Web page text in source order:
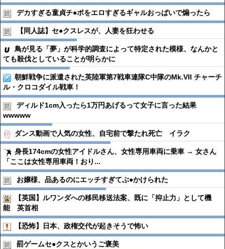
デカすぎる童貞チ●︎ポをエロすぎるギャルおっぱいで煽ったら
【同人誌】セ●︎クスレスが、人妻を狂わせる
鳥が見る「夢」が科学的調査によって特定された模様、なんかと
ても殺伐としていることが明らかに
朝鮮戦争に派遣された英陸軍第7戦車連隊C中隊のMk.VII チャーチ
ル・クロコダイル戦車！
ディルド1cm入ったら1万円あげるって女子に言った結果
wwwww
ダンス動画で人気の女性、自宅前で撃たれ死亡 イラク
身長174cmの女性アイドルさん、女性専用車両に乗車 → 女さん
「ここは女性専用車両！おり...
お嬢様、品あるのにエッチすぎてぶ●︎かけられた
【英国】ルワンダへの移民移送法案、既に「抑止力」として機
能 英首相
【恐怖】日本、政権交代が起きそうで怖い
罰ゲームセ●︎クスとかいうご褒美